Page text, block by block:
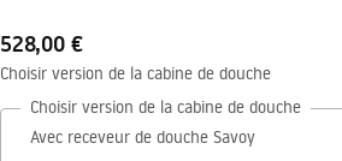
528,00 €
Choisir version de la cabine de douche
Choisir version de la cabine de douche